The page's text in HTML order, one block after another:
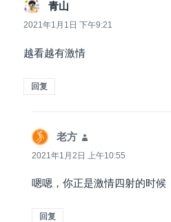
青山
道：
2021年1月1日 下午9:21
越看越有激情
回复
老方
道：
2021年1月2日 上午10:55
嗯嗯，你正是激情四射的时候
回复